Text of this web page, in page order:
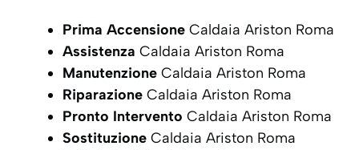
Prima Accensione Caldaia Ariston Roma
Assistenza Caldaia Ariston Roma
Manutenzione Caldaia Ariston Roma
Riparazione Caldaia Ariston Roma
Pronto Intervento Caldaia Ariston Roma
Sostituzione Caldaia Ariston Roma